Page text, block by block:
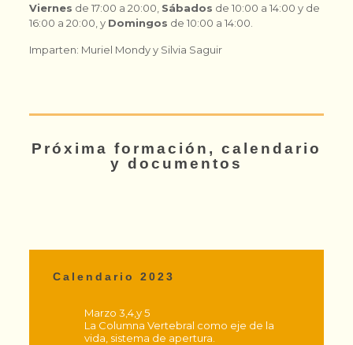
Viernes de 17:00 a 20:00, Sábados de 10:00 a 14:00 y de
16:00 a 20:00, y Domingos de 10:00 a 14:00.
Imparten: Muriel Mondy y Silvia Saguir
Próxima formación , calendario
y documentos
Calendario 2023
Marzo 3,4,y 5
La Columna Vertebral como eje de la
vida, sistema de apertura.